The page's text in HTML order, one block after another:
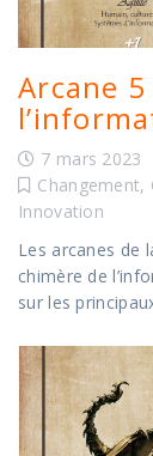
Arcane
7 mars 2023
Changement,
Innovation
Les arcanes de
chimère de
sur les